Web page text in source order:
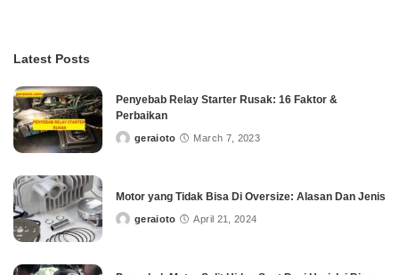
Latest Posts
Penyebab Relay Starter Rusak: 16 Faktor &
Perbaikan
Postedgeraioto March 7, 2023
Motor yang Tidak Bisa Di Oversize: Alasan Dan Jenis
Postedgeraioto April 21, 2024